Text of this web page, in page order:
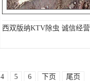
西双版纳KTV除虫 诚信经营
4 5 6 下页 尾页